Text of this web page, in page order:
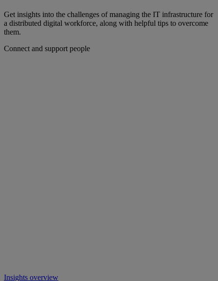
Get insights into the challenges of managing the IT infrastructure for
a distributed digital workforce, along with helpful tips to overcome
them.
Connect and support people
Insights overview